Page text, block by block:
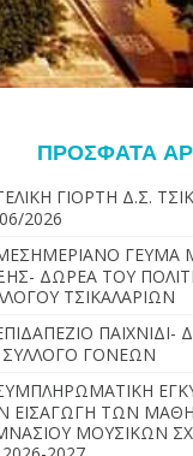
ΠΡΌΣΦΑΤΑ
ΓΙΟΡΤΗ Δ.Σ.
2026
ΓΕΥΜΑ
ΔΩΡΕΑ ΤΟΥ
ΤΣΙΚΑΛΑΡΙΩΝ
ΓΟΝΕΩΝ
ΕΙΣΑΓΩΓΗ ΤΩΝ
ΜΟΥΣΙΚΩΝ